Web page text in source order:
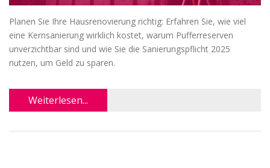
Planen Sie Ihre Hausrenovierung richtig: Erfahren Sie, wie viel
eine Kernsanierung wirklich kostet, warum Pufferreserven
unverzichtbar sind und wie Sie die Sanierungspflicht 2025
nutzen, um Geld zu sparen.
Weiterlesen...